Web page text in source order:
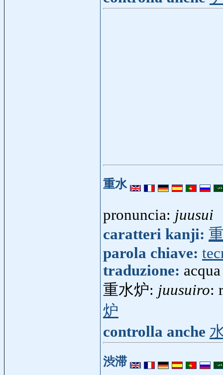
重水
pronuncia: juusui
caratteri kanji:
parola chiave:
traduzione:
重水炉: juusuiro:
炉
controlla anche
渋滞